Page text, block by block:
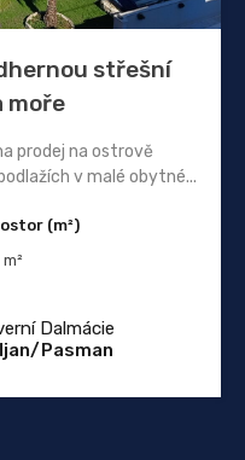
střešní
moře
prodej na ostrově
v malé obytné...
(m²)
m²
Dalmácie
Pasman